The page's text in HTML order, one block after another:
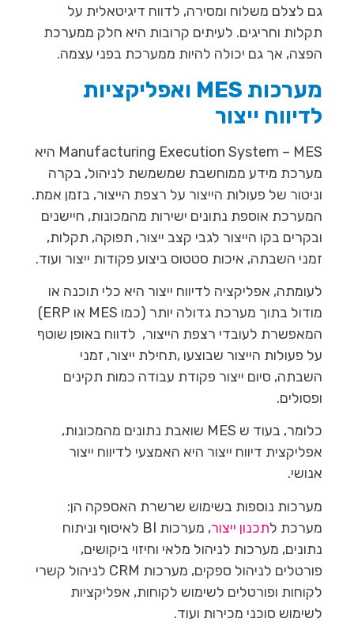
גם לצלם משלוח ומסירה, לדווח דיגיטאלית על
תקלות וחריגים. לעיתים קרובות היא חלק ממערכת
הפצה, אך גם יכולה להיות ממערכת בפני עצמה.
מערכות MES ואפליקציות
לדיווח ייצור
Manufacturing Execution System – MES היא
מערכת מידע ממוחשבת שמשמשת לניהול, בקרה
וניטור של פעולות הייצור על רצפת הייצור, בזמן אמת.
המערכת אוספת נתונים ישירות מהמכונות, חיישנים
ובקרים בקו הייצור לגבי קצב ייצור, תפוקה, תקלות,
זמני השבתה, איכות סטטוס ביצוע פקודות ייצור ועוד.
לעומתה, אפליקציה לדיווח ייצור היא כלי תוכנה או
מודול בתוך מערכת גדולה יותר (כמו MES או ERP)
המאפשרת לעובדי רצפת הייצור, לדווח באופן שוטף
על פעולות הייצור שבוצעו ,תחילת ייצור, זמני
השבתה, סיום ייצור פקודת עבודה כמות תקינים
ופסולים.
כלומר, בעוד ש MES שואבת נתונים מהמכונות,
אפליקצית דיווח ייצור היא האמצעי לדיווח ייצור
אנושי.
מערכות נוספות בשימוש שרשרת האספקה הן:
מערכת לתכנון ייצור
, מערכות BI לאיסוף וניתוח
נתונים, מערכות לניהול מלאי וחיזוי ביקושים,
פורטלים לניהול ספקים, מערכות CRM לניהול קשרי
לקוחות ופורטלים לשימוש לקוחות, אפליקציות
לשימוש סוכני מכירות ועוד.